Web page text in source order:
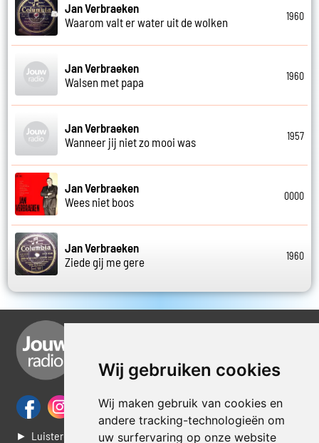
Wij gebruiken cookies
Wij maken gebruik van cookies en
andere tracking-technologieën om
uw surfervaring op onze website
Jan Verbraeken
Waarom valt er water uit de wolken
1960
Jan Verbraeken
Walsen met papa
1960
Jan Verbraeken
Wanneer jij niet zo mooi was
1957
Jan Verbraeken
Wees niet boos
0000
Jan Verbraeken
Ziede gij me gere
1960
► Luisteren naar Jouwradio